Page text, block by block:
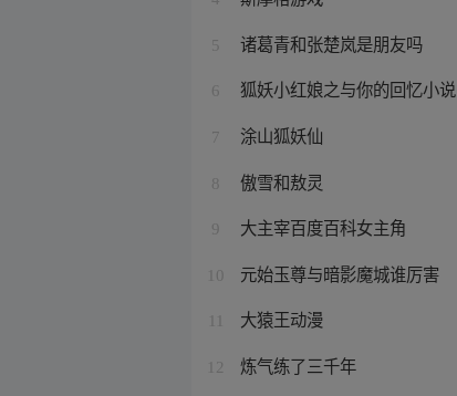
5 诸葛青和张楚岚是朋友吗
6 狐妖小红娘之与你的回忆小说
7 涂山狐妖仙
8 傲雪和敖灵
9 大主宰百度百科女主角
10 元始玉尊与暗影魔城谁厉害
大猿王动漫
12 炼气练了三千年